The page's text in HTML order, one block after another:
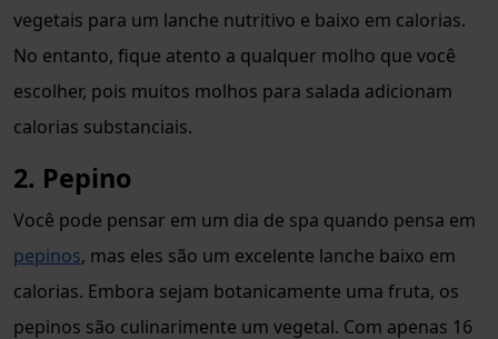
vegetais para um lanche nutritivo e baixo em calorias.
No entanto, fique atento a qualquer molho que você
escolher, pois muitos molhos para salada adicionam
calorias substanciais.
2. Pepino
Você pode pensar em um dia de spa quando pensa em
pepinos, mas eles são um excelente lanche baixo em
calorias. Embora sejam botanicamente uma fruta, os
pepinos são culinarimente um vegetal. Com apenas 16